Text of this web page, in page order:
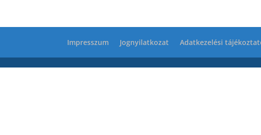
Impresszum Jognyilatkozat Adatkezelési